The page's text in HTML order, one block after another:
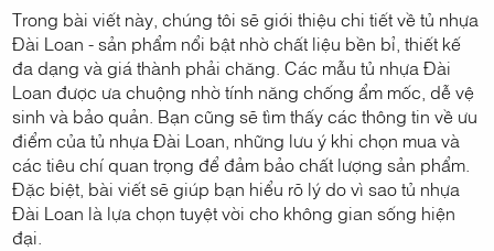
Trong bài viết này, chúng tôi sẽ giới thiệu chi tiết về tủ nhựa
Đài Loan - sản phẩm nổi bật nhờ chất liệu bền bỉ, thiết kế
đa dạng và giá thành phải chăng. Các mẫu tủ nhựa Đài
Loan được ưa chuộng nhờ tính năng chống ẩm mốc, dễ vệ
sinh và bảo quản. Bạn cũng sẽ tìm thấy các thông tin về ưu
điểm của tủ nhựa Đài Loan, những lưu ý khi chọn mua và
các tiêu chí quan trọng để đảm bảo chất lượng sản phẩm.
Đặc biệt, bài viết sẽ giúp bạn hiểu rõ lý do vì sao tủ nhựa
Đài Loan là lựa chọn tuyệt vời cho không gian sống hiện
đại.